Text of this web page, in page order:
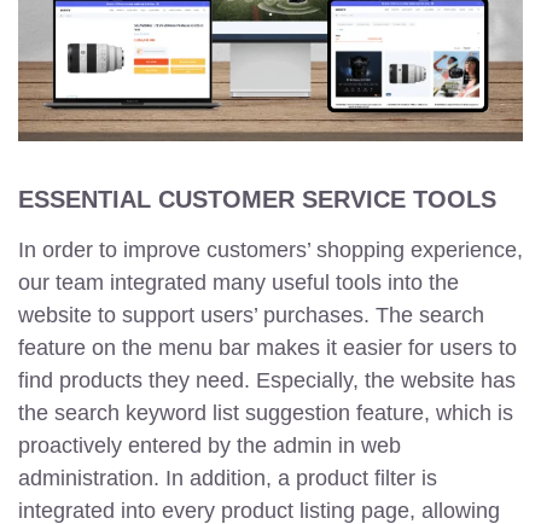
ESSENTIAL CUSTOMER SERVICE TOOLS
In order to improve customers’ shopping experience,
our team integrated many useful tools into the
website to support users’ purchases. The search
feature on the menu bar makes it easier for users to
find products they need. Especially, the website has
the search keyword list suggestion feature, which is
proactively entered by the admin in web
administration. In addition, a product filter is
integrated into every product listing page, allowing